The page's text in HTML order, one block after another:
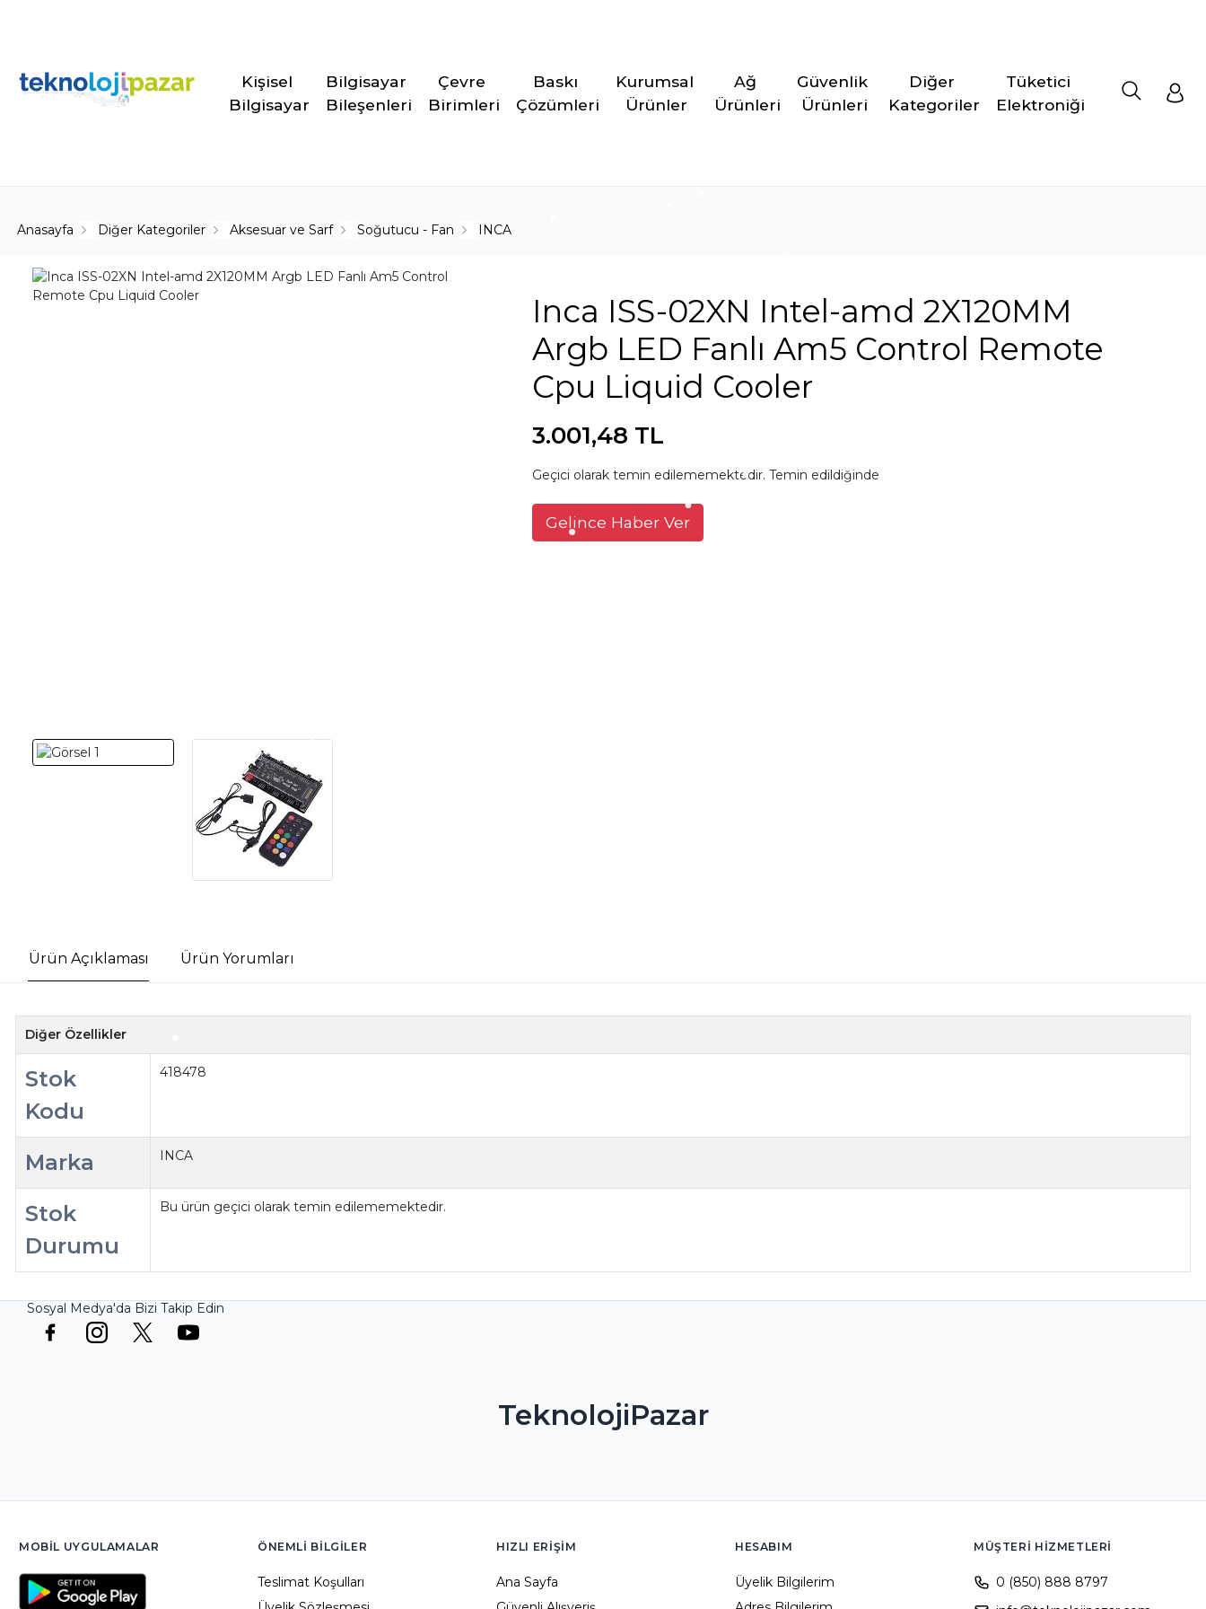
Kişisel
Bilgisayar
Bilgisayar
Bileşenleri
Çevre
Birimleri
Baskı
Çözümleri
Kurumsal
Ürünler
Ağ
Ürünleri
Güvenlik
Ürünleri
Diğer
Kategoriler
Tüketici
Elektroniği
Anasayfa Diğer Kategoriler Aksesuar ve Sarf Soğutucu - Fan INCA
Inca ISS-02XN Intel-amd 2X120MM
Argb LED Fanlı Am5 Control Remote
Cpu Liquid Cooler
3.001,48 TL
Geçici olarak temin edilememektedir. Temin edildiğinde
Gelince Haber Ver
Ürün Açıklaması Ürün Yorumları
Diğer Özellikler
Stok
Kodu
418478
Marka INCA
Stok
Durumu
Bu ürün geçici olarak temin edilememektedir.
Sosyal Medya'da Bizi Takip Edin
TeknolojiPazar
MOBIL UYGULAMALAR ÖNEMLI BILGILER
Teslimat Koşulları
HIZLI ERIŞIM
Ana Sayfa
HESABIM
Üyelik Bilgilerim
MÜŞTERI HIZMETLERI
0 (850) 888 8797